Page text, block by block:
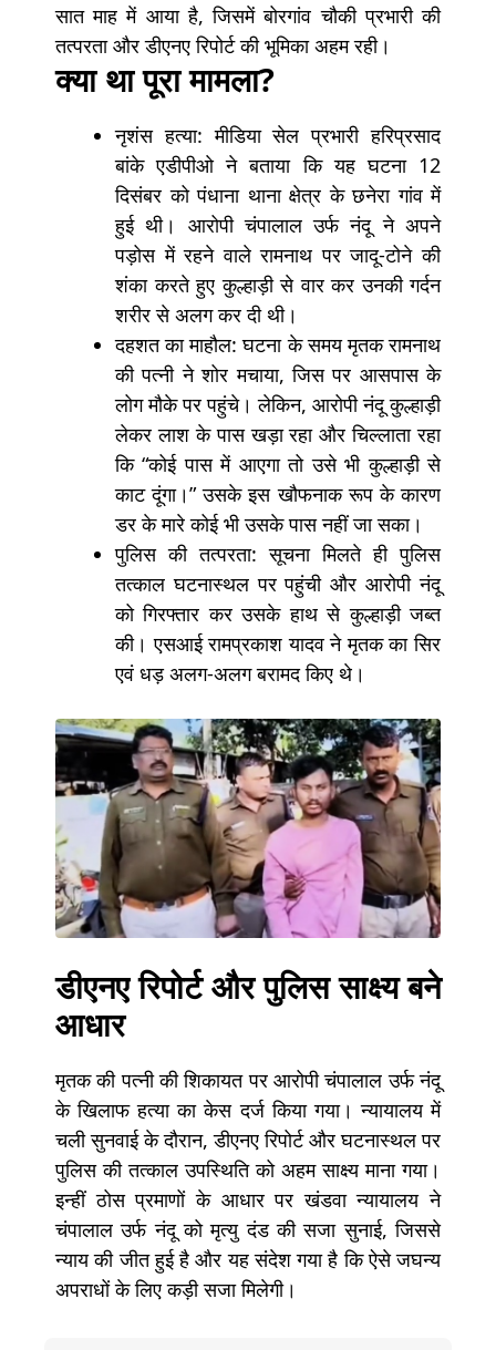
सात माह में आया है, जिसमें बोरगांव चौकी प्रभारी की
तत्परता औरडीएनए रिपोर्टकी भूमिका अहम रही।
क्या था पूरा मामला?
नृशंस हत्या: मीडिया सेल प्रभारी हरिप्रसाद
बांके एडीपीओ ने बताया कि यह घटना 12
दिसंबर को पंधाना थाना क्षेत्र के छनेरा गांव में
हुई थी। आरोपी चंपालाल उर्फ नंदू ने अपने
पड़ोस में रहने वाले रामनाथ पर जादू-टोने की
शंका करते हुए कुल्हाड़ी से वार कर उनकी गर्दन
शरीर से अलग कर दी थी।
दहशत का माहौल: घटना के समय मृतक रामनाथ
की पत्नी ने शोर मचाया, जिस पर आसपास के
लोग मौके पर पहुंचे। लेकिन, आरोपी नंदू कुल्हाड़ी
लेकर लाश के पास खड़ा रहा और चिल्लाता रहा
कि “कोई पास में आएगा तो उसे भी कुल्हाड़ी से
काट दूंगा।” उसके इस खौफनाक रूप के कारण
डर के मारे कोई भी उसके पास नहीं जा सका।
पुलिस की तत्परता: सूचना मिलते ही पुलिस
तत्काल घटनास्थल पर पहुंची और आरोपी नंदू
को गिरफ्तार कर उसके हाथ से कुल्हाड़ी जब्त
की। एसआई रामप्रकाश यादव ने मृतक का सिर
एवं धड़ अलग-अलग बरामद किए थे।
डीएनए रिपोर्ट और पुलिस साक्ष्य बने
आधार
मृतक की पत्नी की शिकायत पर आरोपी चंपालाल उर्फ नंदू
के खिलाफ हत्या का केस दर्ज किया गया। न्यायालय में
चली सुनवाई के दौरान, डीएनए रिपोर्ट और घटनास्थल पर
पुलिस की तत्काल उपस्थिति को अहम साक्ष्य माना गया।
इन्हीं ठोस प्रमाणों के आधार पर खंडवा न्यायालय ने
चंपालाल उर्फ नंदू को मृत्यु दंड की सजा सुनाई, जिससे
न्याय की जीत हुई है और यह संदेश गया है कि ऐसे जघन्य
अपराधों के लिए कड़ी सजा मिलेगी।